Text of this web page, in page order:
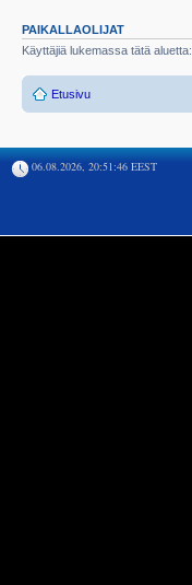
PAIKALLAOLIJAT
Käyttäjiä lukemassa tätä aluetta:
Etusivu
06.08.2026, 20:51:46 EEST